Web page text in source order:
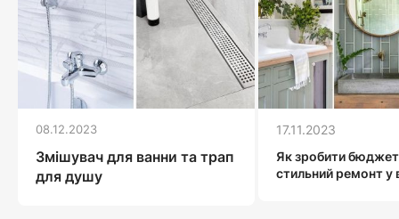
08.12.2023
Змішувач для ванни та трап
для душу
17.11.2023
Як зробити
стильний ремонт у